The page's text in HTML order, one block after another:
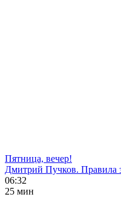
Пятница, вечер!
Дмитрий Пучков. Правила
06:32
25 мин